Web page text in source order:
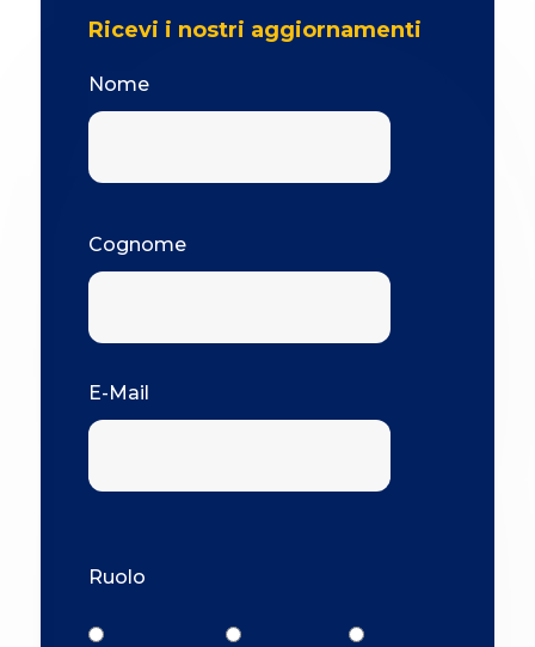
Ricevi i nostri aggiornamenti
Nome
Cognome
E-Mail
Ruolo